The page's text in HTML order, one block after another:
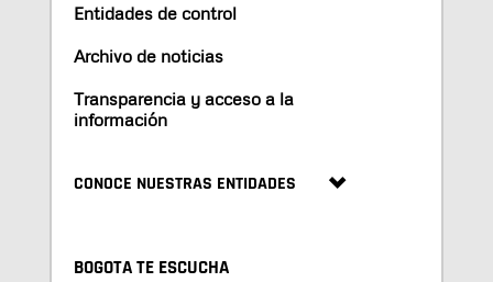
Entidades de control
Archivo de noticias
Transparencia y acceso a la
información
CONOCE NUESTRAS ENTIDADES
BOGOTA TE ESCUCHA